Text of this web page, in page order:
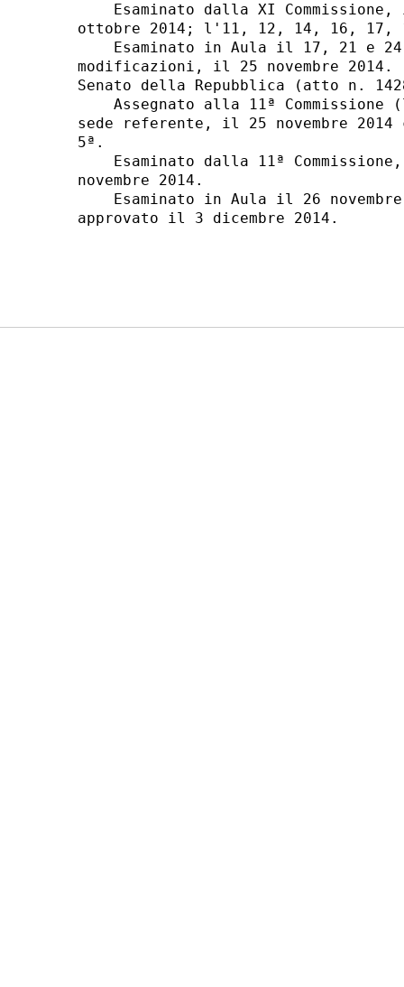
Esaminato dalla XI Commissione,
ottobre 2014; l'11, 12, 14, 16, 17,
Esaminato in Aula il 17, 21 e
modificazioni, il 25 novembre 2014.
Senato della Repubblica (atto n.
Assegnato alla 11ª Commissione
sede referente, il 25 novembre
5ª.
Esaminato dalla 11ª
novembre 2014.
Esaminato in Aula il 26
approvato il 3 dicembre 2014.